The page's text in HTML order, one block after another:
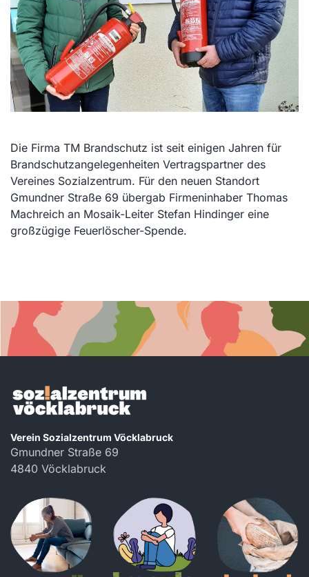
Die Firma TM Brandschutz ist seit einigen Jahren für
Brandschutzangelegenheiten Vertragspartner des
Vereines Sozialzentrum. Für den neuen Standort
Gmundner Straße 69 übergab Firmeninhaber Thomas
Machreich an Mosaik-Leiter Stefan Hindinger eine
großzügige Feuerlöscher-Spende.
Verein Sozialzentrum Vöcklabruck
Gmundner Straße 69
4840 Vöcklabruck